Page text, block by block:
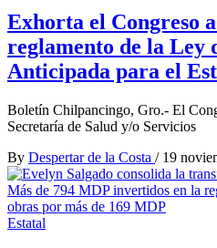
Exhorta el Congreso
reglamento de la Ley
Anticipada para el
Boletín Chilpancingo, Gro.- El
Secretaría de Salud y/o Servicios
By Despertar de la Costa / 19
Estatal